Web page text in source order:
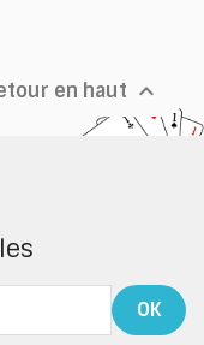
en haut 